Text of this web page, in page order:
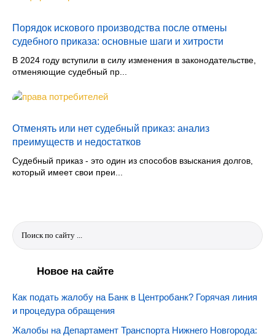
Порядок искового производства после отмены
судебного приказа: основные шаги и хитрости
В 2024 году вступили в силу изменения в законодательстве,
отменяющие судебный пр...
Отменять или нет судебный приказ: анализ
преимуществ и недостатков
Судебный приказ - это один из способов взыскания долгов,
который имеет свои преи...
Новое на сайте
Как подать жалобу на Банк в Центробанк? Горячая линия
и процедура обращения
Жалобы на Департамент Транспорта Нижнего Новгорода: